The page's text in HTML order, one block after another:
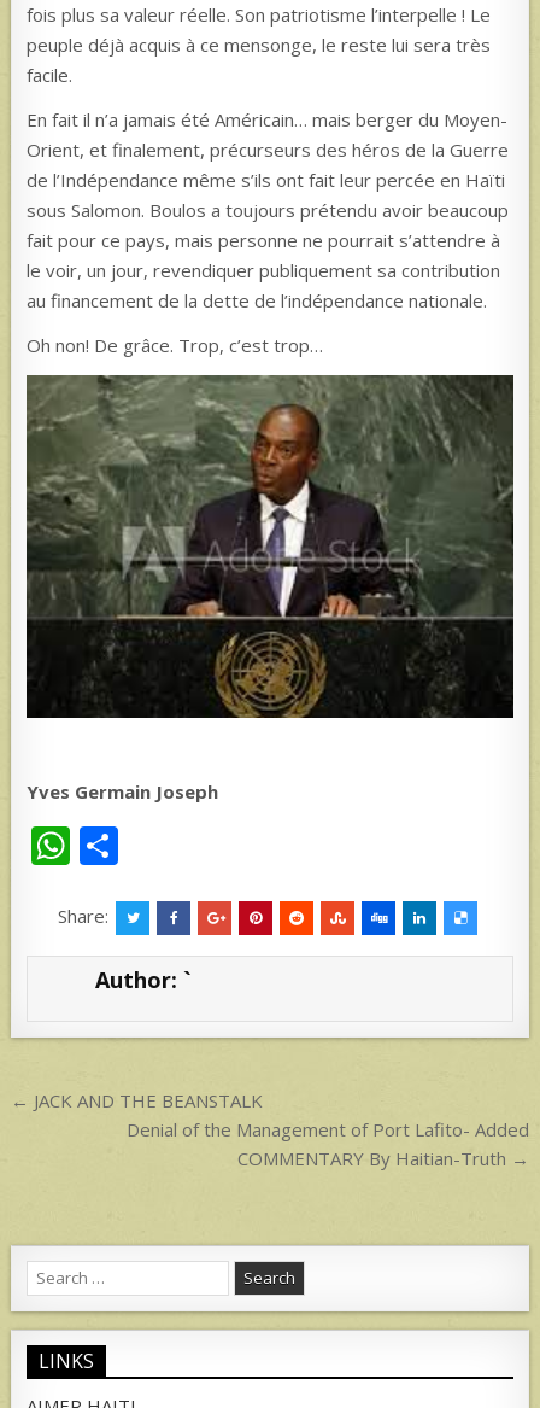
fois plus sa valeur réelle. Son patriotisme l’interpelle ! Le
peuple déjà acquis à ce mensonge, le reste lui sera très
facile.
En fait il n’a jamais été Américain… mais berger du Moyen-
Orient, et finalement, précurseurs des héros de la Guerre
de l’Indépendance même s’ils ont fait leur percée en Haïti
sous Salomon. Boulos a toujours prétendu avoir beaucoup
fait pour ce pays, mais personne ne pourrait s’attendre à
le voir, un jour, revendiquer publiquement sa contribution
au financement de la dette de l’indépendance nationale.
Oh non! De grâce. Trop, c’est trop…
Yves Germain Joseph
W
h
at
s
p
ar
e
Share:
Author: `
Post
navigation
← JACK AND THE BEANSTALK
Denial of the Management of Port Lafito- Added
COMMENTARY By Haitian-Truth →
Search
for:
LINKS